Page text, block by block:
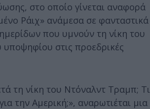
στο οποίο γίνεται αναφορά
Ράιχ» ανάμεσα σε φανταστικά
που υμνούν τη νίκη του
στις προεδρικές
τη νίκη του Ντόναλντ Τραμπ; Τι
την Αμερική;», αναρωτιέται μια